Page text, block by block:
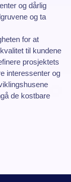
og dårlig
og ta
for at
til kundene
prosjektets
interessenter og
de kostbare